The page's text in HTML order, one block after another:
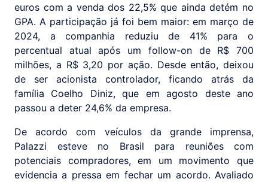
euros com a venda dos 22,5% que ainda detém no
GPA. A participação já foi bem maior: em março de
2024, a companhia reduziu de 41% para o
percentual atual após um follow-on de R$ 700
milhões, a R$ 3,20 por ação. Desde então, deixou
de ser acionista controlador, ficando atrás da
família Coelho Diniz, que em agosto deste ano
passou a deter 24,6% da empresa.
De acordo com veículos da grande imprensa,
Palazzi esteve no Brasil para reuniões com
potenciais compradores, em um movimento que
evidencia a pressa em fechar um acordo. Avaliado